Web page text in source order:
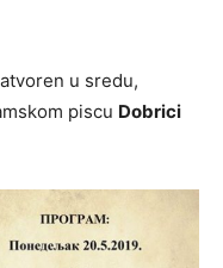
u sredu,
piscu Dobrici